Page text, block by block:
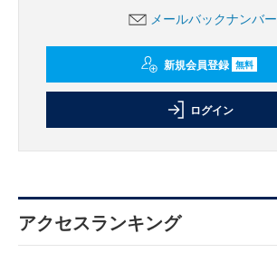
メールバックナンバー
新規会員登録 無料
ログイン
アクセスランキング